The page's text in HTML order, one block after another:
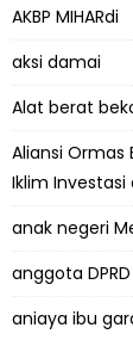
AKBP MIHARdi
aksi damai
Alat berat
Aliansi Ormas
Iklim
anak negeri
anggota
aniaya ibu